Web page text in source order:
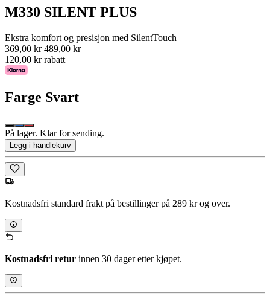
M330 SILENT PLUS
Ekstra komfort og presisjon med SilentTouch
369,00 kr 489,00 kr
120,00 kr rabatt
Farge Svart
På lager. Klar for sending.
Legg i handlekurv
Kostnadsfri standard frakt på bestillinger på 289 kr og over.
Kostnadsfri retur innen 30 dager etter kjøpet.